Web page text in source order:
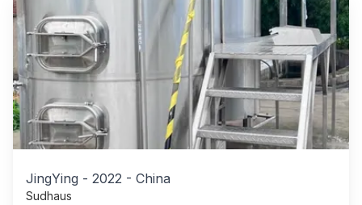
JingYing - 2022 - China
Sudhaus